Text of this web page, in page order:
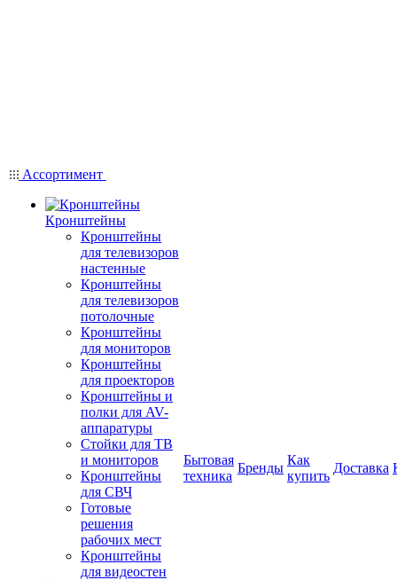
Ассортимент
Кронштейны
Кронштейны
для телевизоров
настенные
Кронштейны
для телевизоров
потолочные
Кронштейны
для мониторов
Кронштейны
для проекторов
Кронштейны и
полки для AV-
аппаратуры
Стойки для ТВ
и мониторов
Кронштейны
для СВЧ
Готовые
решения
рабочих мест
Кронштейны
для видеостен
Бытовая
техника
Бренды
Как
купить
Доставка